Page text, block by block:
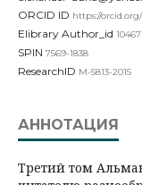
ORCID ID https://
Elibrary Author_id
SPIN 7569-1838
ResearchID M-5813-2015
АННОТАЦИЯ
Третий том